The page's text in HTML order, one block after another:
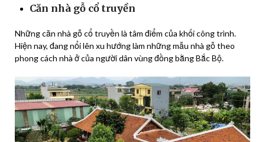
Căn nhà gỗ cổ truyền
Những căn nhà gỗ cổ truyền là tâm điểm của khối công trình.
Hiện nay, đang nổi lên xu hướng làm những mẫu nhà gỗ theo
phong cách nhà ở của người dân vùng đồng bằng Bắc Bộ.